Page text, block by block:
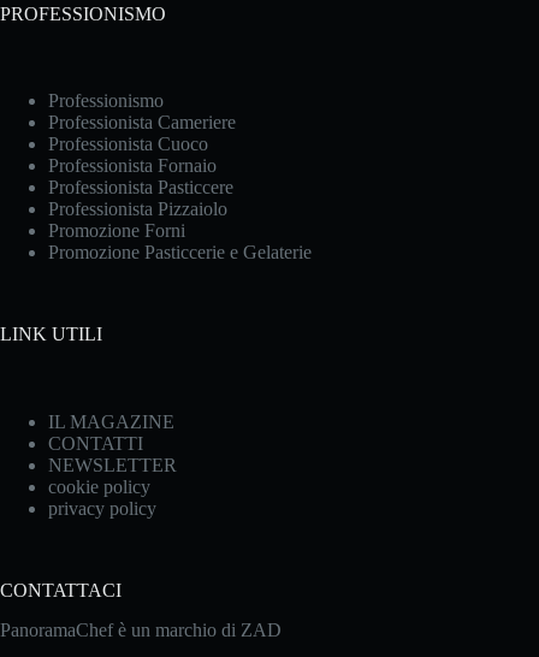
PROFESSIONISMO
Professionismo
Professionista Cameriere
Professionista Cuoco
Professionista Fornaio
Professionista Pasticcere
Professionista Pizzaiolo
Promozione Forni
Promozione Pasticcerie e Gelaterie
LINK UTILI
IL MAGAZINE
CONTATTI
NEWSLETTER
cookie policy
privacy policy
CONTATTACI
PanoramaChef è un marchio di ZAD